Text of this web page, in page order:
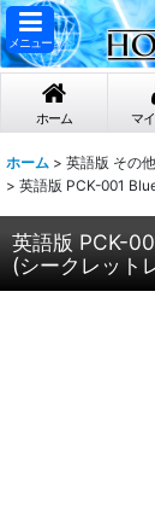
メニュー
ホーム マ
ホーム > 英語版 その他
> 英語版 PCK-001
英語版 PCK-
(シークレット